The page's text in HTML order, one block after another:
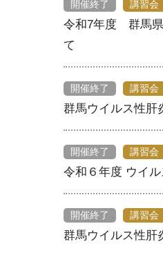
開催終了 講習会
令和7年度 群馬県
て
開催終了 講習会
群馬ウイルス性
開催終了 講習会
令和６年度 ウイ
開催終了 講習会
群馬ウイルス性